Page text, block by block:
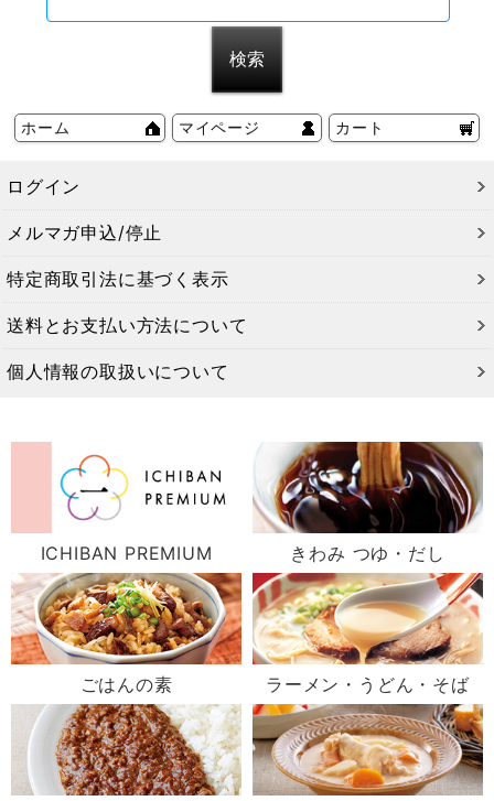
ホーム マイページ カート
ログイン
メルマガ申込/停止
特定商取引法に基づく表示
送料とお支払い方法について
個人情報の取扱いについて
ICHIBAN PREMIUM きわみ つゆ・だし
ごはんの素 ラーメン・うどん・そば